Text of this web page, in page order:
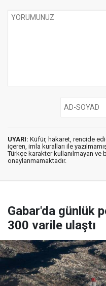
UYARI: Küfür, hakaret, rencide
içeren, imla kuralları ile
Türkçe karakter kullanılmayan ve
onaylanmamaktadır.
Gabar'da günlük
300 varile ulaştı